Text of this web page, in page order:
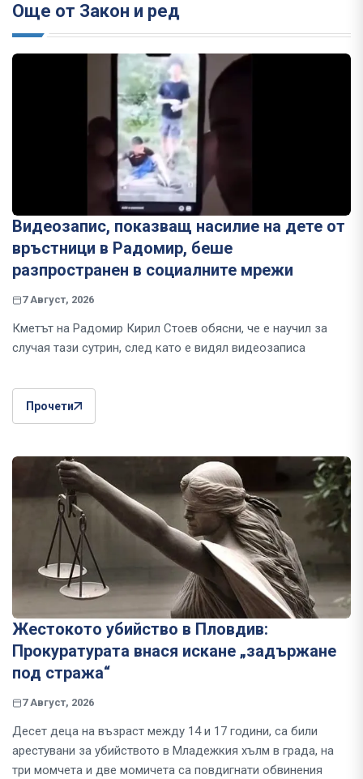
Още от Закон и ред
Видеозапис, показващ насилие на дете от
връстници в Радомир, беше
разпространен в социалните мрежи
7 Август, 2026
Кметът на Радомир Кирил Стоев обясни, че е научил за
случая тази сутрин, след като е видял видеозаписа
Прочети
Жестокото убийство в Пловдив:
Прокуратурата внася искане „задържане
под стража“
7 Август, 2026
Десет деца на възраст между 14 и 17 години, са били
арестувани за убийството в Младежкия хълм в града, на
три момчета и две момичета са повдигнати обвинения